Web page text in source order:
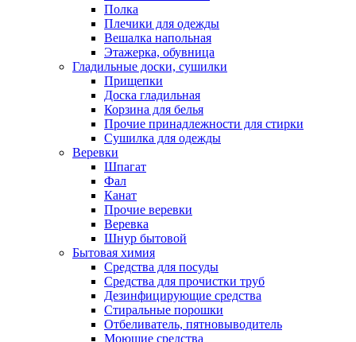
Полка
Плечики для одежды
Вешалка напольная
Этажерка, обувница
Гладильные доски, сушилки
Прищепки
Доска гладильная
Корзина для белья
Прочие принадлежности для стирки
Сушилка для одежды
Веревки
Шпагат
Фал
Канат
Прочие веревки
Веревка
Шнур бытовой
Бытовая химия
Средства для посуды
Средства для прочистки труб
Дезинфицирующие средства
Стиральные порошки
Отбеливатель, пятновыводитель
Моющие средства